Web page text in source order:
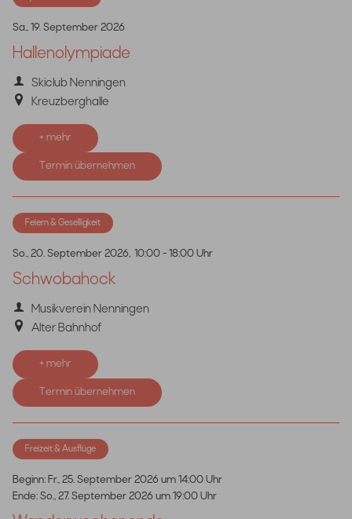
Sa., 19. September 2026
Hallenolympiade
Skiclub Nenningen
Kreuzberghalle
+ mehr
Termin übernehmen
So., 20. September 2026, 10:00 - 18:00 Uhr
Schwobahock
Musikverein Nenningen
Alter Bahnhof
+ mehr
Termin übernehmen
Feiern & Geselligkeit
Beginn: Fr., 25. September 2026 um 14:00 Uhr
Ende: So., 27. September 2026 um 19:00 Uhr
Freizeit & Ausflüge